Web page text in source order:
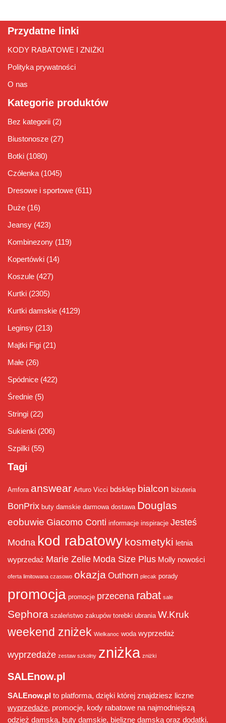
Przydatne linki
KODY RABATOWE I ZNIŻKI
Polityka prywatności
O nas
Kategorie produktów
Bez kategorii (2)
Biustonosze (27)
Botki (1080)
Czółenka (1045)
Dresowe i sportowe (611)
Duże (16)
Jeansy (423)
Kombinezony (119)
Kopertówki (14)
Koszule (427)
Kurtki (2305)
Kurtki damskie (4129)
Leginsy (213)
Majtki Figi (21)
Małe (26)
Spódnice (422)
Średnie (5)
Stringi (22)
Sukienki (206)
Szpilki (55)
Tagi
Amfora answear Arturo Vicci bdsklep bialcon biżuteria
BonPrix buty damskie darmowa dostawa Douglas
eobuwie Giacomo Conti informacje inspiracje Jesteś
Modna kod rabatowy kosmetyki letnia
wyprzedaż Marie Zelie Moda Size Plus Molly nowości
oferta limitowana czasowo okazja Outhorn plecak porady
promocja promocje przecena rabat sale
Sephora szaleństwo zakupów torebki ubrania W.Kruk
weekend zniżek Wielkanoc woda wyprzedaż
wyprzedaże zestaw szkolny zniżka zniżki
SALEnow.pl
SALEnow.pl to platforma, dzięki której znajdziesz liczne
wyprzedaże, promocje, kody rabatowe na najmodniejszą
odzież damską, buty damskie, bieliznę damską oraz dodatki.